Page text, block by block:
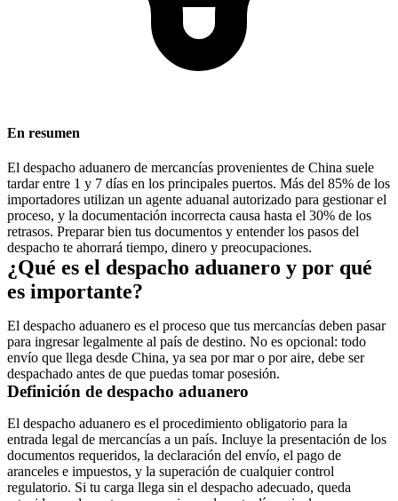
En resumen
El despacho aduanero de mercancías provenientes de China suele
tardar entre 1 y 7 días en los principales puertos. Más del 85% de los
importadores utilizan un agente aduanal autorizado para gestionar el
proceso, y la documentación incorrecta causa hasta el 30% de los
retrasos. Preparar bien tus documentos y entender los pasos del
despacho te ahorrará tiempo, dinero y preocupaciones.
¿Qué es el despacho aduanero y por qué
es importante?
El despacho aduanero es el proceso que tus mercancías deben pasar
para ingresar legalmente al país de destino. No es opcional: todo
envío que llega desde China, ya sea por mar o por aire, debe ser
despachado antes de que puedas tomar posesión.
Definición de despacho aduanero
El despacho aduanero es el procedimiento obligatorio para la
entrada legal de mercancías a un país. Incluye la presentación de los
documentos requeridos, la declaración del envío, el pago de
aranceles e impuestos, y la superación de cualquier control
regulatorio. Si tu carga llega sin el despacho adecuado, queda